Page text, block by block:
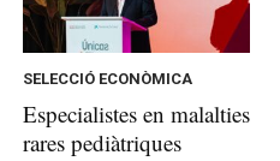
SELECCIÓ ECONÒMICA
Especialistes en malalties
rares pediàtriques